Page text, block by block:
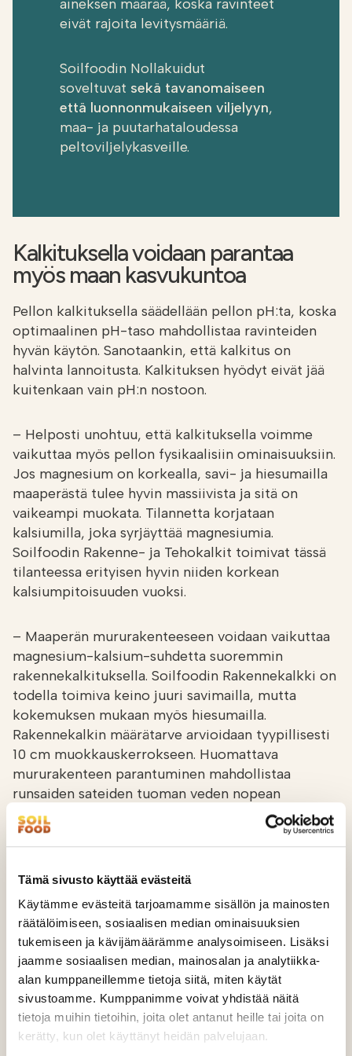
Tämä sivusto käyttää evästeitä
Käytämme evästeitä tarjoamamme sisällön ja mainosten
räätälöimiseen, sosiaalisen median ominaisuuksien
tukemiseen ja kävijämäärämme analysoimiseen. Lisäksi
jaamme sosiaalisen median, mainosalan ja analytiikka-
alan kumppaneillemme tietoja siitä, miten käytät
sivustoamme. Kumppanimme voivat yhdistää näitä
tietoja muihin tietoihin, joita olet antanut heille tai joita on
kerätty, kun olet käyttänyt heidän palvelujaan.
aineksen määrää, koska ravinteet
eivät rajoita levitysmääriä.
Soilfoodin Nollakuidut
soveltuvat sekä tavanomaiseen
että luonnonmukaiseen viljelyyn,
maa- ja puutarhataloudessa
peltoviljelykasveille.
Kalkituksella voidaan parantaa
myös maan kasvukuntoa
Pellon kalkituksella säädellään pellon pH:ta, koska
optimaalinen pH-taso mahdollistaa ravinteiden
hyvän käytön. Sanotaankin, että kalkitus on
halvinta lannoitusta. Kalkituksen hyödyt eivät jää
kuitenkaan vain pH:n nostoon.
– Helposti unohtuu, että kalkituksella voimme
vaikuttaa myös pellon fysikaalisiin ominaisuuksiin.
Jos magnesium on korkealla, savi- ja hiesumailla
maaperästä tulee hyvin massiivista ja sitä on
vaikeampi muokata. Tilannetta korjataan
kalsiumilla, joka syrjäyttää magnesiumia.
Soilfoodin Rakenne- ja Tehokalkit toimivat tässä
tilanteessa erityisen hyvin niiden korkean
kalsiumpitoisuuden vuoksi.
– Maaperän mururakenteeseen voidaan vaikuttaa
magnesium-kalsium-suhdetta suoremmin
rakennekalkituksella. Soilfoodin Rakennekalkki on
todella toimiva keino juuri savimailla, mutta
kokemuksen mukaan myös hiesumailla.
Rakennekalkin määrätarve arvioidaan tyypillisesti
10 cm muokkauskerrokseen. Huomattava
mururakenteen parantuminen mahdollistaa
runsaiden sateiden tuoman veden nopean
imeytymisen maaperän syvempiin kerroksiin.
Tällöin kasvit eivät ole alttiita hapenpuutteelle
eikä maaperä kärsi pintaeroosiosta.
– Maatalousmyyjillämme on paljon omakohtaista
kokemusta maanparannuksesta ja tuotteista.
Esimerkiksi juuri rakennekalkitukseen liittyen yksi
soilfoodilaisista sai lisättyä multavuutta ja
kuohkeutta ongelmalliseen hiesusavimaahansa,
rakennekalkitsemalla sen kahteen kertaan ja
lisäämällä eloperäistä ainesta. Aiemmin haastava
pelto antta nykyään muun muassa hyviä